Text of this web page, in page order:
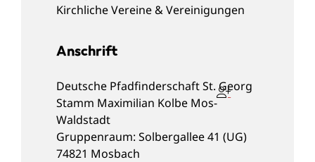
Kirchliche Vereine & Vereinigungen
Anschrift
Deutsche Pfadfinderschaft St. Georg
Stamm Maximilian Kolbe Mos-
Waldstadt
Gruppenraum: Solbergallee 41 (UG)
74821 Mosbach